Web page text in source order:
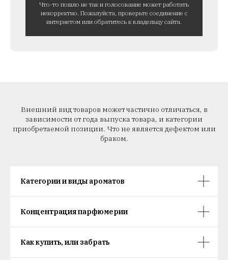
Что-то пошло не так и голосование может работать
некорректно. Пожалуйста, проверьте соединение с
интернетом или обратитесь к владельцу сайта.
Внешний вид товаров может частично отличаться, в
зависимости от года выпуска товара, и категории
приобретаемой позиции. Что не является дефектом или
браком.
Категории и виды ароматов
Концентрация парфюмерии
Как купить, или забрать